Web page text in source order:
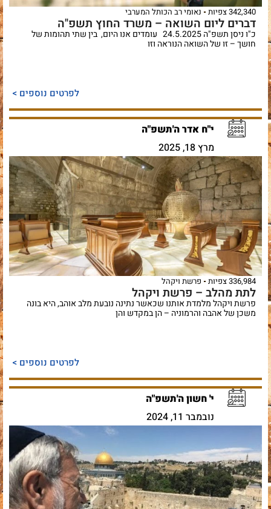
342,340 צפיות נאומי רב הכותל המערבי
דברים ליום השואה – משרד החוץ תשפ"ה
כ"ו ניסן תשפ"ה 24.5.2025 עומדים אנו היום, בין שתי תהומות של
חושך – זו של השואה הנוראה וזו
לפרטים נוספים >
י"ח אדר ה'תשפ"ה
מרץ 18, 2025
336,984 צפיות פרשת ויקהל
לתת מהלב – פרשת ויקהל
פרשת ויקהל מלמדת אותנו שכאשר נתינה נובעת מלב אוהב, היא בונה
משכן של אהבה והרמוניה – הן במקדש והן
לפרטים נוספים >
י' חשון ה'תשפ"ה
נובמבר 11, 2024